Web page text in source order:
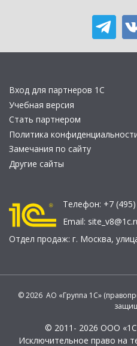
Вход для партнеров 1С
Учебная версия
Стать партнером
Политика
Замечания по сайту
Другие сайты
Телефон: +7
Email:
Отдел продаж: г. Москва,
© 2026 АО «Группа 1С»
© 2011- 2026 ООО
Исключительное право на